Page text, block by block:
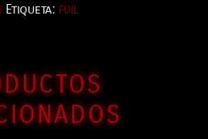
Etiqueta: FOIL